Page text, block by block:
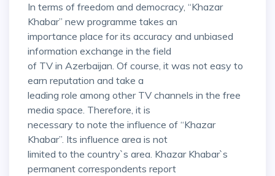
In terms of freedom and democracy, “Khazar
Khabar” new programme takes an
importance place for its accuracy and unbiased
information exchange in the field
of TV in Azerbaijan. Of course, it was not easy to
earn reputation and take a
leading role among other TV channels in the free
media space. Therefore, it is
necessary to note the influence of “Khazar
Khabar”. Its influence area is not
limited to the country`s area. Khazar Khabar`s
permanent correspondents report